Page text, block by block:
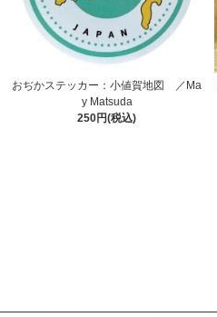
おぢかステッカー：小値賀地図 ／Ma
y Matsuda
250円(税込)